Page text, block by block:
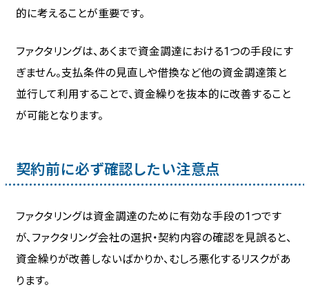
的に考えることが重要です。
ファクタリングは、あくまで資金調達における1つの手段にす
ぎません。支払条件の見直しや借換など他の資金調達策と
並行して利用することで、資金繰りを抜本的に改善すること
が可能となります。
契約前に必ず確認したい注意点
ファクタリングは資金調達のために有効な手段の1つです
が、ファクタリング会社の選択・契約内容の確認を見誤ると、
資金繰りが改善しないばかりか、むしろ悪化するリスクがあ
ります。